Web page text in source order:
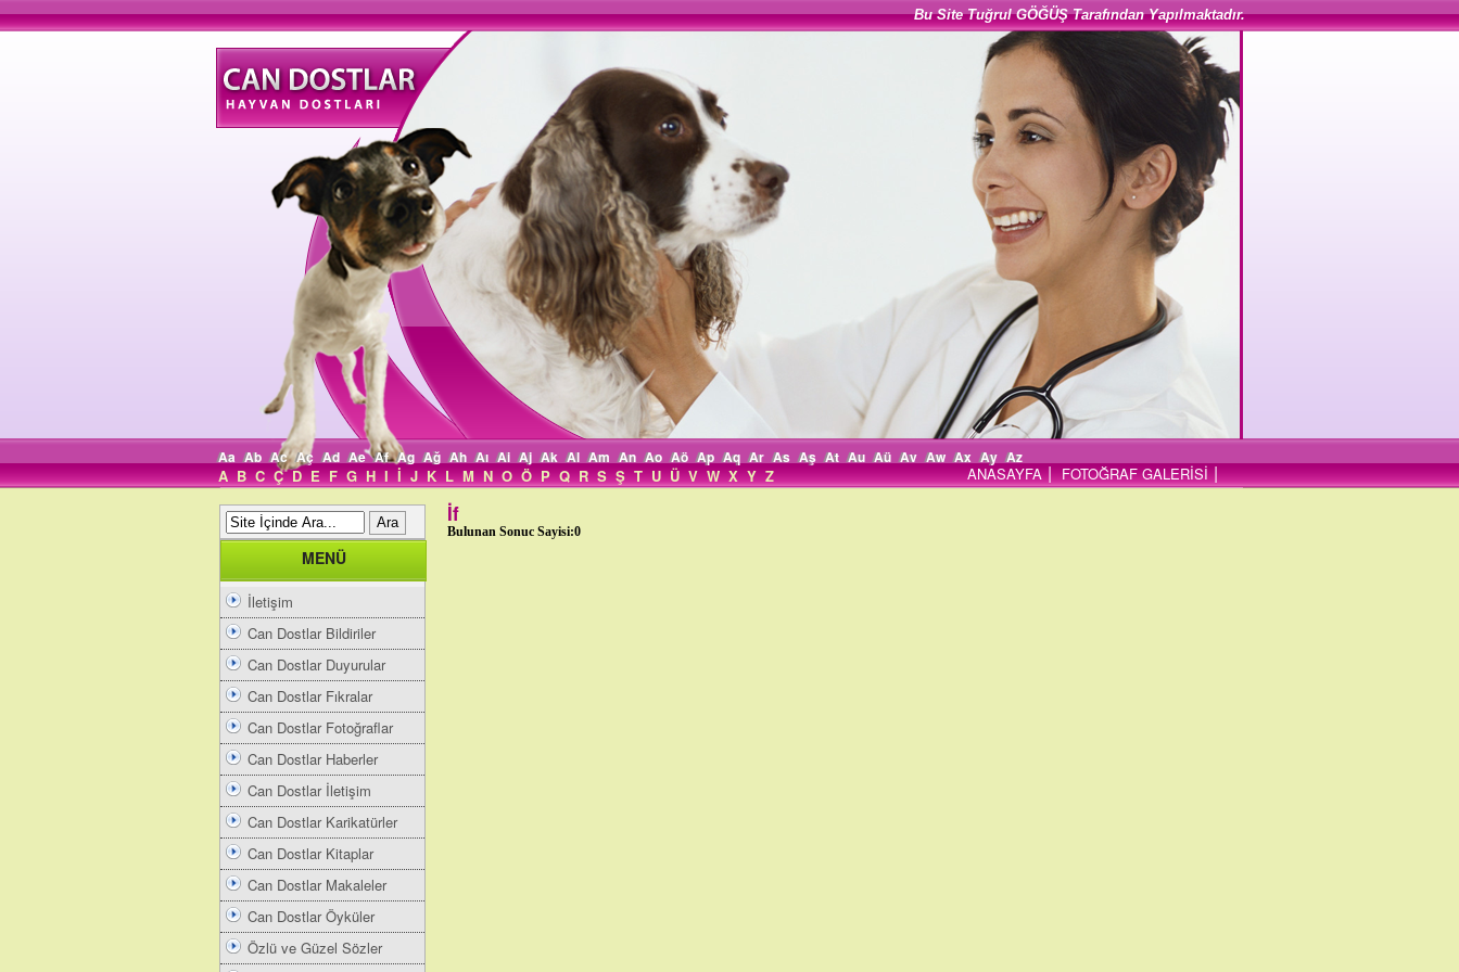
Bu Site Tuğrul GÖĞÜŞ Tarafından Yapılmaktadır.
Aa Ab Ac Aç Ad Ae Af Ag Ağ Ah Aı Ai Aj Ak Al Am An Ao Aö Ap Aq Ar As Aş At Au Aü Av Aw Ax Ay Az
A B C Ç D E F G H I İ J K L M N O Ö P Q R S Ş T U Ü V W X Y Z ANASAYFA | FOTOĞRAF GALERİSİ |
MENÜ
İletişim
Can Dostlar Bildiriler
Can Dostlar Duyurular
Can Dostlar Fıkralar
Can Dostlar Fotoğraflar
Can Dostlar Haberler
Can Dostlar İletişim
Can Dostlar Karikatürler
Can Dostlar Kitaplar
Can Dostlar Makaleler
Can Dostlar Öyküler
Özlü ve Güzel Sözler
İf
Bulunan Sonuc Sayisi:0